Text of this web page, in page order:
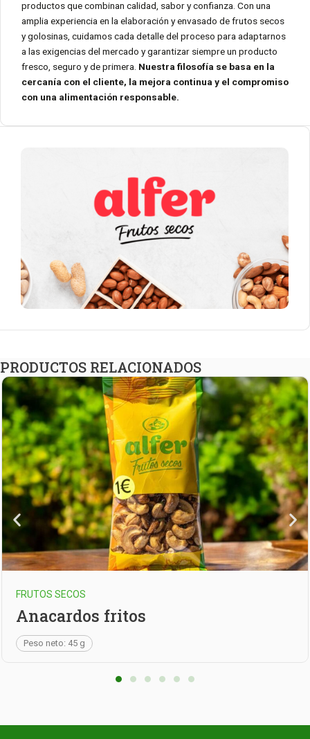
productos que combinan calidad, sabor y confianza. Con una
amplia experiencia en la elaboración y envasado de frutos secos
y golosinas, cuidamos cada detalle del proceso para adaptarnos
a las exigencias del mercado y garantizar siempre un producto
fresco, seguro y de primera. Nuestra filosofía se basa en la
cercanía con el cliente, la mejora continua y el compromiso
con una alimentación responsable.
PRODUCTOS RELACIONADOS
Habas fritas